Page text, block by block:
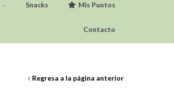
Snacks Mis Puntos
Contacto
Regresa a la página anterior